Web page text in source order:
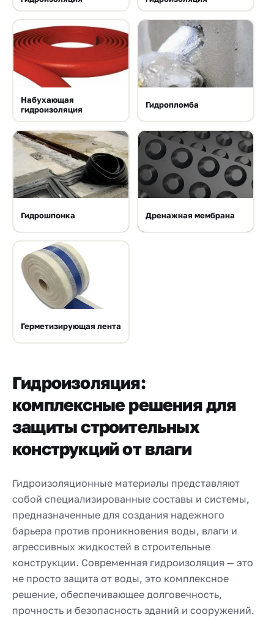
Набухающая
гидроизоляция
Гидропломба
Гидрошпонка Дренажная мембрана
Герметизирующая лента
Гидроизоляция:
комплексные решения для
защиты строительных
конструкций от влаги
Гидроизоляционные материалы представляют
собой специализированные составы и системы,
предназначенные для создания надежного
барьера против проникновения воды, влаги и
агрессивных жидкостей в строительные
конструкции. Современная гидроизоляция — это
не просто защита от воды, это комплексное
решение, обеспечивающее долговечность,
прочность и безопасность зданий и сооружений.